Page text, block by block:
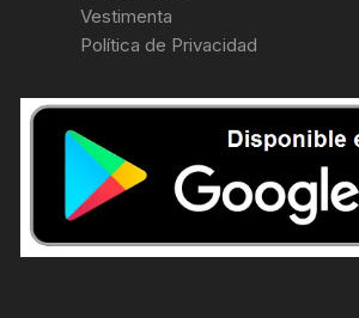
Vestimenta
Política de Privacidad